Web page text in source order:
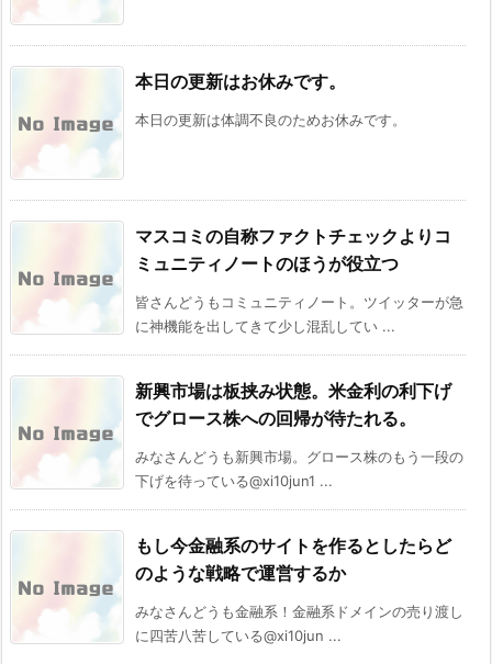
本日の更新はお休みです。
本日の更新は体調不良のためお休みです。
マスコミの自称ファクトチェックよりコ
ミュニティノートのほうが役立つ
皆さんどうもコミュニティノート。ツイッターが急
に神機能を出してきて少し混乱してい ...
新興市場は板挟み状態。米金利の利下げ
でグロース株への回帰が待たれる。
みなさんどうも新興市場。グロース株のもう一段の
下げを待っている@xi10jun1 ...
もし今金融系のサイトを作るとしたらど
のような戦略で運営するか
みなさんどうも金融系！金融系ドメインの売り渡し
に四苦八苦している@xi10jun ...